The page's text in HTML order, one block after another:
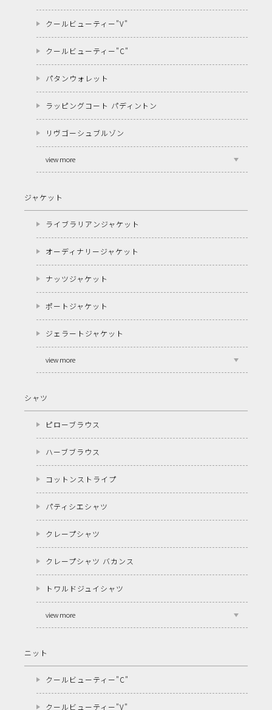
クールビューティー"V"
クールビューティー"C"
パタンウォレット
ラッピングコート パディントン
リヴゴーシュブルゾン
view more
ジャケット
ライブラリアンジャケット
オーディナリージャケット
ナッツジャケット
ポートジャケット
ジェラートジャケット
view more
シャツ
ピローブラウス
ハーブブラウス
コットンストライプ
パティシエシャツ
クレープシャツ
クレープシャツ バカンス
トワルドジュイシャツ
view more
ニット
クールビューティー"C"
クールビューティー"V"